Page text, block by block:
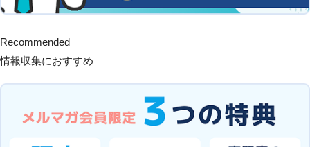
Recommended
情報収集におすすめ